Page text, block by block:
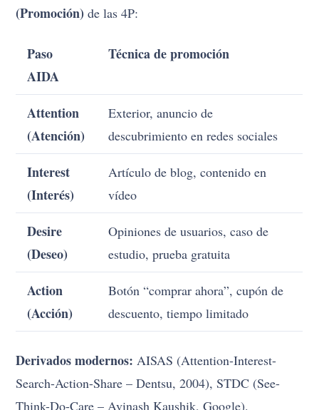
(Promoción) de las 4P:
Paso
AIDA
Técnica de promoción
Attention
(Atención)
Exterior, anuncio de
descubrimiento en redes sociales
Interest
(Interés)
Artículo de blog, contenido en
vídeo
Desire
(Deseo)
Opiniones de usuarios, caso de
estudio, prueba gratuita
Action
(Acción)
Botón “comprar ahora”, cupón de
descuento, tiempo limitado
Derivados modernos: AISAS (Attention-Interest-
Search-Action-Share – Dentsu, 2004), STDC (See-
Think-Do-Care – Avinash Kaushik, Google).